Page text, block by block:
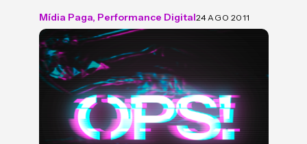
Mídia Paga, Performance Digital24 AGO 2011